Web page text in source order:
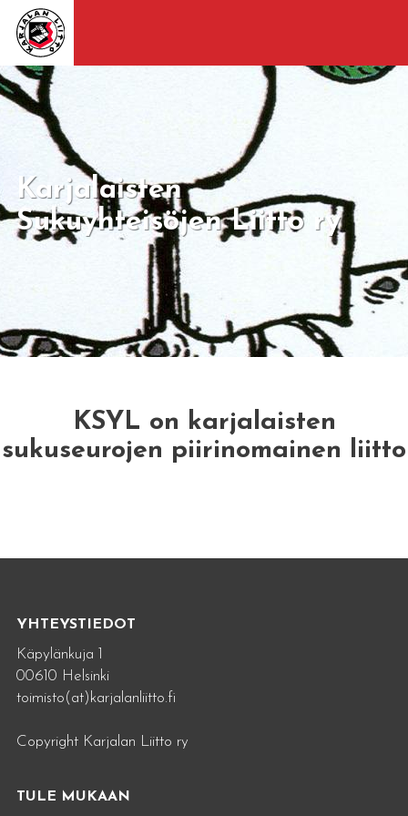
Karjalaisten
Sukuyhteisöjen Liitto ry
KSYL on karjalaisten
sukuseurojen piirinomainen liitto
YHTEYSTIEDOT
Käpylänkuja 1
00610 Helsinki
toimisto(at)karjalanliitto.fi
Copyright Karjalan Liitto ry
TULE MUKAAN